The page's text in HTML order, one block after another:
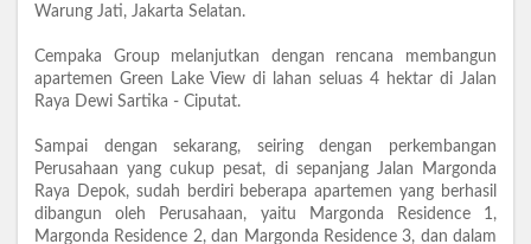
Warung Jati, Jakarta Selatan.
Cempaka Group melanjutkan dengan rencana membangun
apartemen Green Lake View di lahan seluas 4 hektar di Jalan
Raya Dewi Sartika - Ciputat.
Sampai dengan sekarang, seiring dengan perkembangan
Perusahaan yang cukup pesat, di sepanjang Jalan Margonda
Raya Depok, sudah berdiri beberapa apartemen yang berhasil
dibangun oleh Perusahaan, yaitu Margonda Residence 1,
Margonda Residence 2, dan Margonda Residence 3, dan dalam